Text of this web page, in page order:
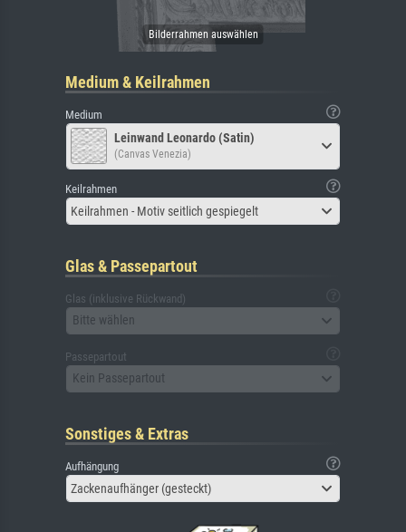
Medium & Keilrahmen
Medium
Leinwand Leonardo (Satin)
(Canvas Venezia)
Keilrahmen
Keilrahmen - Motiv seitlich gespiegelt
Glas & Passepartout
Glas (inklusive Rückwand)
Bitte wählen
Passepartout
Kein Passepartout
Sonstiges & Extras
Aufhängung
Zackenaufhänger (gesteckt)